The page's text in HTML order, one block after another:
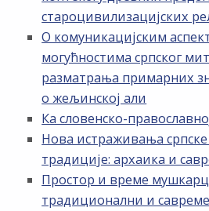
староцивилизацијских
О комуникацијским
могућностима српског
разматрања примарних
о жељинској али
Ка словенско-
Нова истраживања
традиције: архаика и
Простор и време
традиционални и